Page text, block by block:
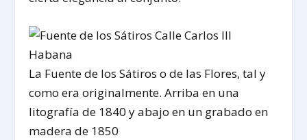
La Fuente de los Sátiros o de las Flores, tal y
como era originalmente. Arriba en una
litografía de 1840 y abajo en un grabado en
madera de 1850